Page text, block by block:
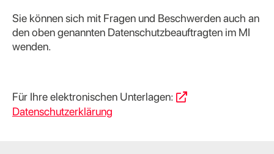
Sie können sich mit Fragen und Beschwerden auch an
den oben genannten Datenschutzbeauftragten im MI
wenden.
Für Ihre elektronischen Unterlagen:
Datenschutzerklärung